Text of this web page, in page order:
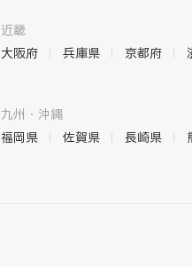
近畿
大阪府
兵庫県 京都府
九州・沖縄
福岡県
佐賀県 長崎県